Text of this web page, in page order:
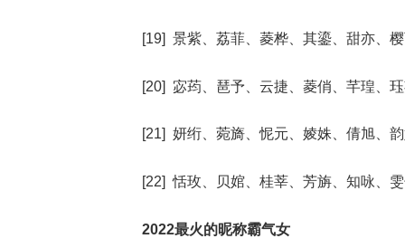
[19] 景紫、荔菲、菱桦、其鎏、甜亦、
[20] 宓荺、琶予、云捷、菱俏、芊瑝、
[21] 妍绗、菀旖、怩元、婈姝、倩旭、
[22] 恬玫、贝婠、桂莘、芳旃、知咏、
2022最火的昵称霸气女